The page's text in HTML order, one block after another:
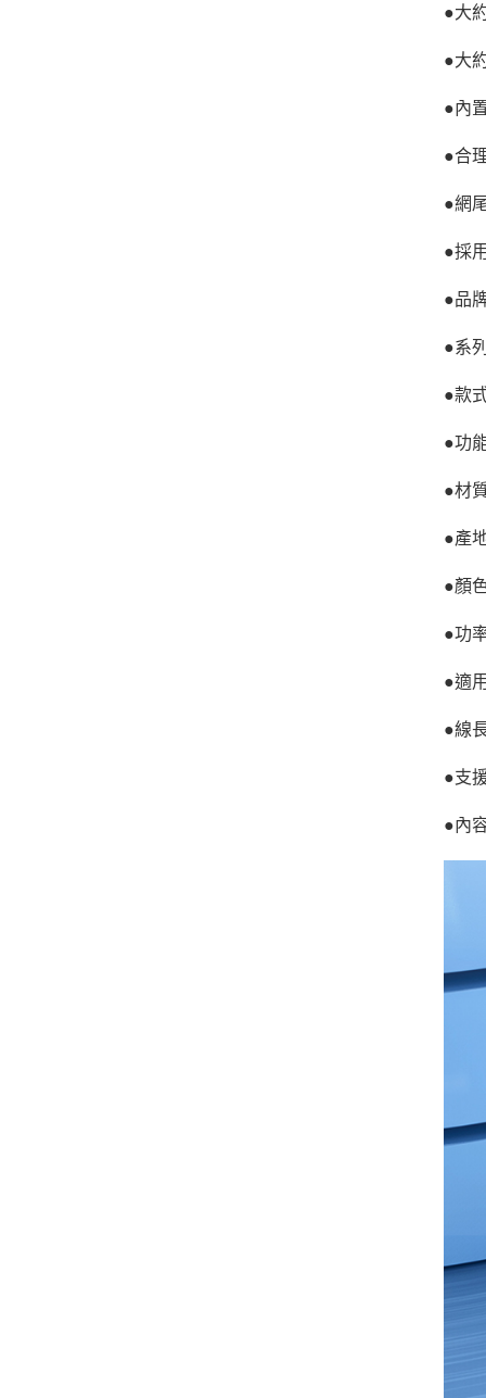
●大
●大
●內
●合
●網
●採
●品
●系
●款
●功
●材
●產
●顏
●功
●適
●線
●支
●內